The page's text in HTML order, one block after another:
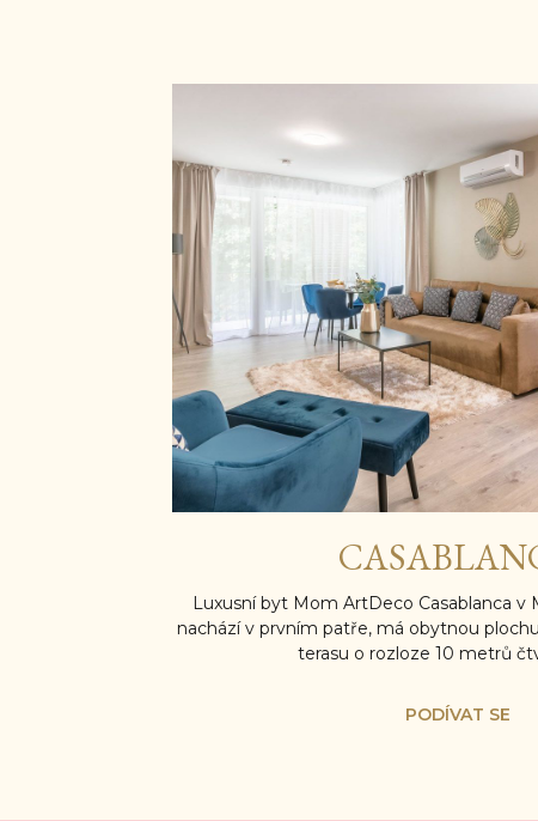
Luxusní byt Mom ArtDeco Casablanca v
nachází v prvním patře, má obytnou
terasu o rozloze 10 metrů
PODÍVAT SE